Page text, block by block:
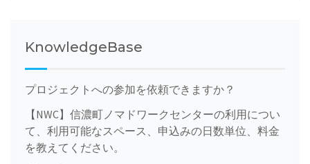
KnowledgeBase
プロジェクトへの参加を依頼できますか？
【NWC】信濃町ノマドワークセンターの利用につい
て、利用可能なスペース、申込みの日数単位、料金
を教えてください。